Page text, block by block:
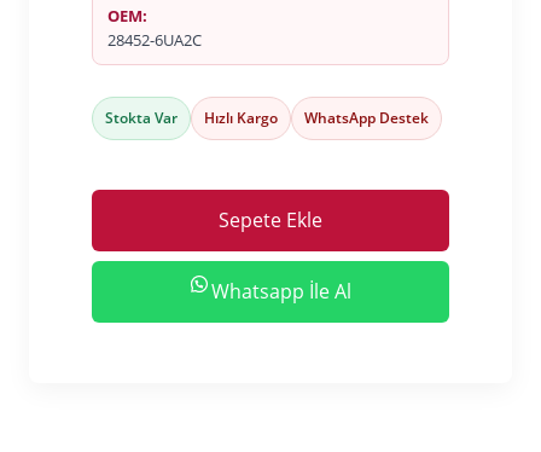
OEM:
28452-6UA2C
Stokta Var Hızlı Kargo WhatsApp Destek
Sepete Ekle
Whatsapp İle Al